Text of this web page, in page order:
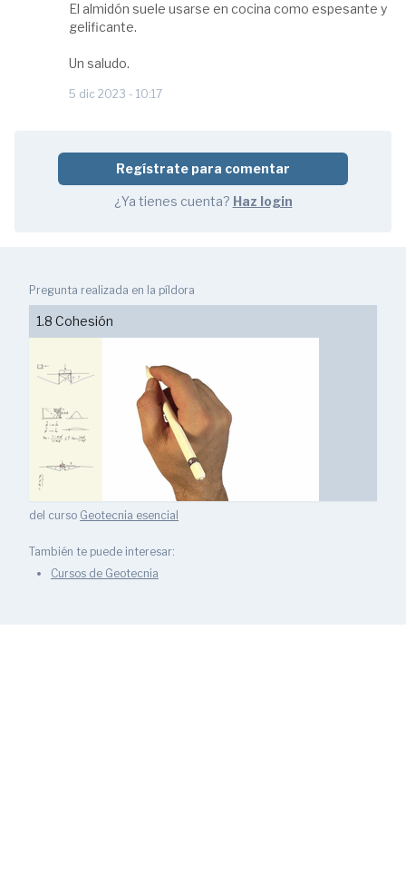
El almidón suele usarse en cocina como espesante y
gelificante.
Un saludo.
5 dic 2023 - 10:17
Regístrate para comentar
¿Ya tienes cuenta? Haz login
Pregunta realizada en la píldora
1.8 Cohesión
del curso Geotecnia esencial
También te puede interesar:
Cursos de Geotecnia